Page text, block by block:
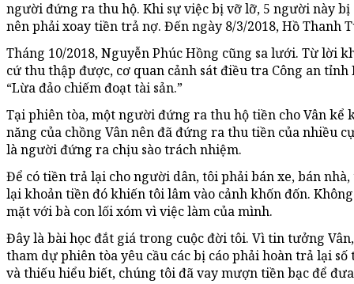
người đứng ra thu hộ. Khi sự việc bị vỡ lỡ, 5 người này
nên phải xoay tiền trả nợ. Đến ngày 8/3/2018, Hồ Thanh
Tháng 10/2018, Nguyễn Phúc Hồng cũng sa lưới. Từ lời
cứ thu thập được, cơ quan cảnh sát điều tra Công an
“Lừa đảo chiếm đoạt tài sản.”
Tại phiên tòa, một người đứng ra thu hộ tiền cho Vân kể
năng của chồng Vân nên đã đứng ra thu tiền của nhiều
là người đứng ra chịu sào trách nhiệm.
Để có tiền trả lại cho người dân, tôi phải bán xe, bán
lại khoản tiền đó khiến tôi lâm vào cảnh khốn đốn.
mặt với bà con lối xóm vì việc làm của mình.
Đây là bài học đắt giá trong cuộc đời tôi. Vì tin tưởng
tham dự phiên tòa yêu cầu các bị cáo phải hoàn trả lại
và thiếu hiểu biết, chúng tôi đã vay mượn tiền bạc để